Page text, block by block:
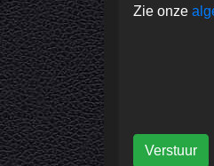
Zie onze
Verstuur